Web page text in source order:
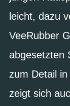
leicht, dazu
VeeRubber
abgesetzten
zum Detail
zeigt sich